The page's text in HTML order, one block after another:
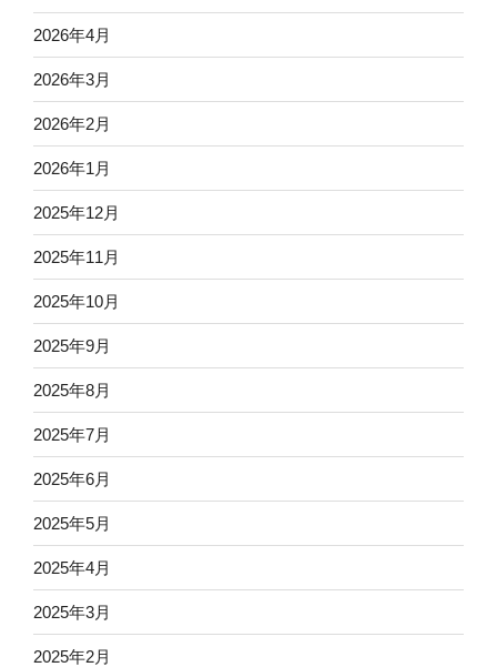
2026年4月
2026年3月
2026年2月
2026年1月
2025年12月
2025年11月
2025年10月
2025年9月
2025年8月
2025年7月
2025年6月
2025年5月
2025年4月
2025年3月
2025年2月